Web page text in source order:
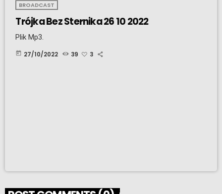
BROADCAST
Trójka Bez Sternika 26 10 2022
Plik Mp3.
today 27/10/2022 39 3